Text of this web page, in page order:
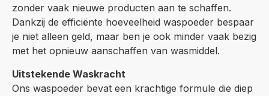
zonder vaak nieuwe producten aan te schaffen.
Dankzij de efficiënte hoeveelheid waspoeder bespaar
je niet alleen geld, maar ben je ook minder vaak bezig
met het opnieuw aanschaffen van wasmiddel.
Uitstekende Waskracht
Ons waspoeder bevat een krachtige formule die diep